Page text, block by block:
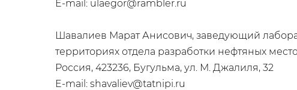
E-mail: ulaegor@rambler.ru
Шавалиев Марат Анисович, заведующий
территориях отдела разработки нефтяных
Россия, 423236, Бугульма, ул. М. Джалиля, 32
E-mail: shavaliev@tatnipi.ru